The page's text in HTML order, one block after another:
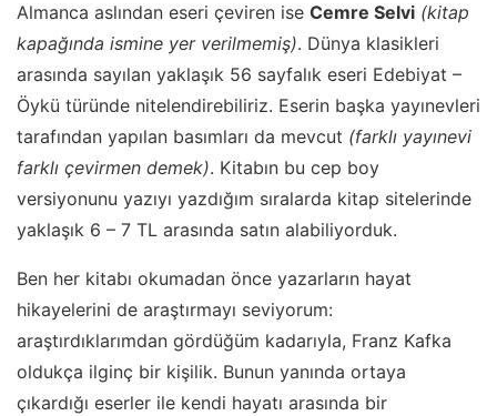
Almanca aslından eseri çeviren ise Cemre Selvi (kitap
kapağında ismine yer verilmemiş). Dünya klasikleri
arasında sayılan yaklaşık 56 sayfalık eseri Edebiyat –
Öykü türünde nitelendirebiliriz. Eserin başka yayınevleri
tarafından yapılan basımları da mevcut (farklı yayınevi
farklı çevirmen demek). Kitabın bu cep boy
versiyonunu yazıyı yazdığım sıralarda kitap sitelerinde
yaklaşık 6 – 7 TL arasında satın alabiliyorduk.
Ben her kitabı okumadan önce yazarların hayat
hikayelerini de araştırmayı seviyorum:
araştırdıklarımdan gördüğüm kadarıyla, Franz Kafka
oldukça ilginç bir kişilik. Bunun yanında ortaya
çıkardığı eserler ile kendi hayatı arasında bir